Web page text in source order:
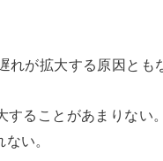
が拡大する原因とも
ることがあまりない
い。